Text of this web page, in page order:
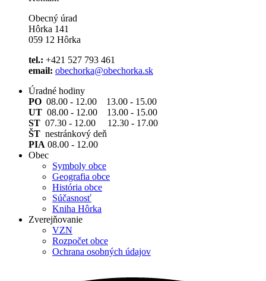
Obecný úrad
Hôrka 141
059 12 Hôrka
tel.: +421 527 793 461
email: obechorka@obechorka.sk
Úradné hodiny
PO 08.00 - 12.00 13.00 - 15.00
UT 08.00 - 12.00 13.00 - 15.00
ST 07.30 - 12.00 12.30 - 17.00
ŠT nestránkový deň
PIA 08.00 - 12.00
Obec
Symboly obce
Geografia obce
História obce
Súčasnosť
Kniha Hôrka
Zverejňovanie
VZN
Rozpočet obce
Ochrana osobných údajov